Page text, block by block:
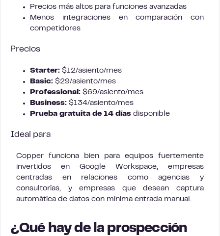
Precios más altos para funciones avanzadas
Menos integraciones en comparación con
competidores
Precios
Starter: $12/asiento/mes
Basic: $29/asiento/mes
Professional: $69/asiento/mes
Business: $134/asiento/mes
Prueba gratuita de 14 días disponible
Ideal para
Copper funciona bien para equipos fuertemente
invertidos en Google Workspace, empresas
centradas en relaciones como agencias y
consultorías, y empresas que desean captura
automática de datos con mínima entrada manual.
¿Qué hay de la prospección